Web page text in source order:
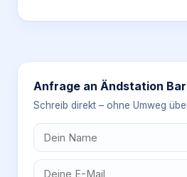
Anfrage an Ändstation Bar
Schreib direkt – ohne Umweg